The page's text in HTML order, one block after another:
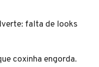
falta de looks
coxinha engorda.